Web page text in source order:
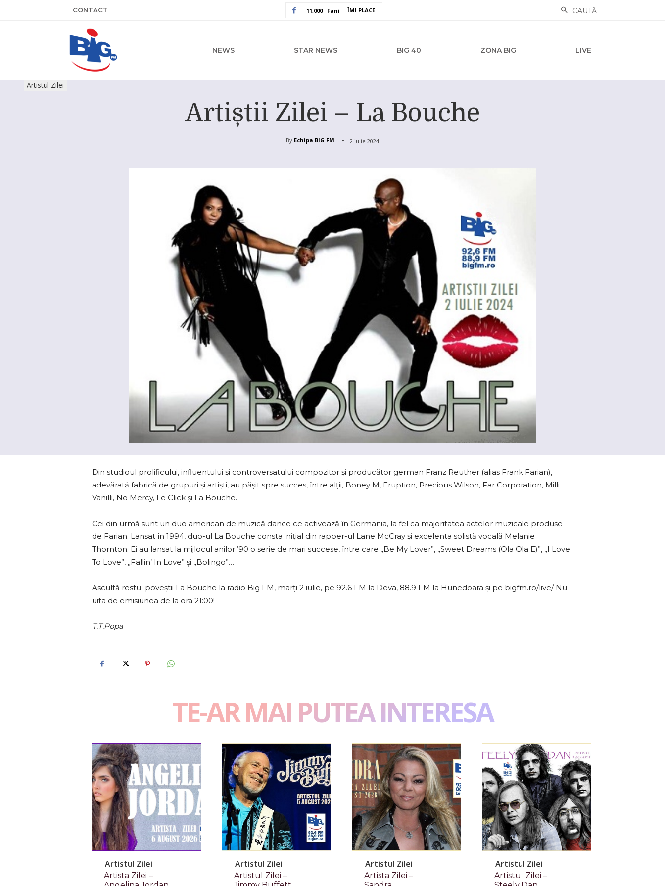
CONTACT 11,000 Fani ÎMI PLACE CAUTĂ
NEWS STAR NEWS BIG 40 ZONA BIG LIVE
Artistul Zilei
Artiștii Zilei – La Bouche
By Echipa BIG FM 2 iulie 2024
Din studioul prolificului, influentului şi controversatului compozitor şi producător german Franz Reuther (alias Frank Farian),
adevărată fabrică de grupuri și artiști, au pășit spre succes, între alții, Boney M, Eruption, Precious Wilson, Far Corporation, Milli
Vanilli, No Mercy, Le Click şi La Bouche.
Cei din urmă sunt un duo american de muzică dance ce activează în Germania, la fel ca majoritatea actelor muzicale produse
de Farian. Lansat în 1994, duo-ul La Bouche consta inițial din rapper-ul Lane McCray și excelenta solistă vocală Melanie
Thornton. Ei au lansat la mijlocul anilor ’90 o serie de mari succese, între care „Be My Lover”, „Sweet Dreams (Ola Ola E)”, „I Love
To Love”, „Fallin’ In Love” și „Bolingo”…
Ascultă restul poveștii La Bouche la radio Big FM, marți 2 iulie, pe 92.6 FM la Deva, 88.9 FM la Hunedoara și pe bigfm.ro/live/ Nu
uita de emisiunea de la ora 21:00!
T.T.Popa
TE-AR MAI PUTEA INTERESA
Artistul Zilei
Artista Zilei –
Artistul Zilei
Artistul Zilei –
Artistul Zilei
Artista Zilei –
Artistul Zilei
Artistul Zilei –